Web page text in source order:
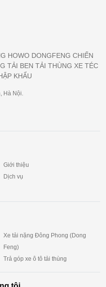
HOWO DONGFENG CHIẾN
TẢI BEN TẢI THÙNG XE TÉC
KHẨU
Hà Nội.
Giới thiệu
Dịch vụ
Xe tải nặng Đông Phong (Dong
Feng)
Trả góp xe ô tô tải thùng